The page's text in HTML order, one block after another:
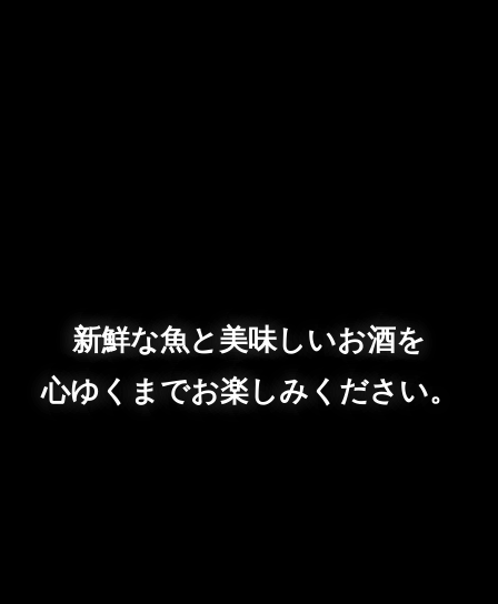
新鮮な魚と美味しいお酒を
心ゆくまでお楽しみください。